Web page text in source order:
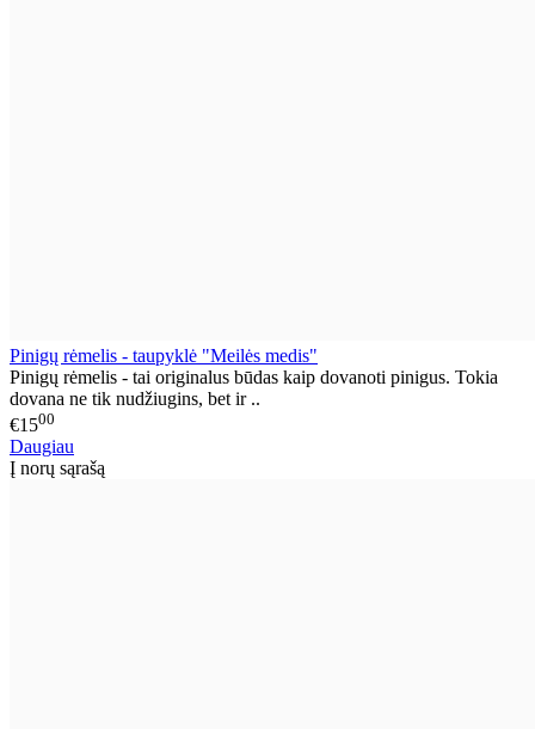
Pinigų rėmelis - taupyklė "Meilės medis"
Pinigų rėmelis - tai originalus būdas kaip dovanoti pinigus. Tokia
dovana ne tik nudžiugins, bet ir ..
€1500
Daugiau
Į norų sąrašą